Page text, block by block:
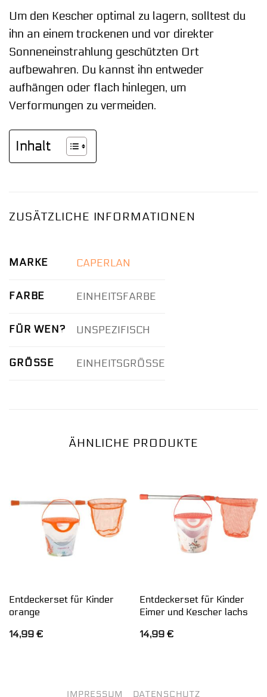
Um den Kescher optimal zu lagern, solltest du
ihn an einem trockenen und vor direkter
Sonneneinstrahlung geschützten Ort
aufbewahren. Du kannst ihn entweder
aufhängen oder flach hinlegen, um
Verformungen zu vermeiden.
Inhalt
ZUSÄTZLICHE INFORMATIONEN
MARKE CAPERLAN
FARBE EINHEITSFARBE
FÜR WEN? UNSPEZIFISCH
GRÖSSE EINHEITSGRÖSSE
ÄHNLICHE PRODUKTE
Entdeckerset für Kinder
orange
14,99 €
Entdeckerset für Kinder
Eimer und Kescher lachs
14,99 €
IMPRESSUM DATENSCHUTZ